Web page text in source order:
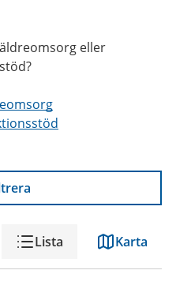
eller
Lista Karta